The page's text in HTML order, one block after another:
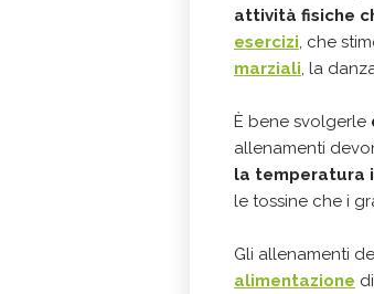
attività fisiche
esercizi, che
marziali, la
È bene svolgerle
allenamenti
la temperatura
le tossine che i
Gli allenamenti
alimentazione